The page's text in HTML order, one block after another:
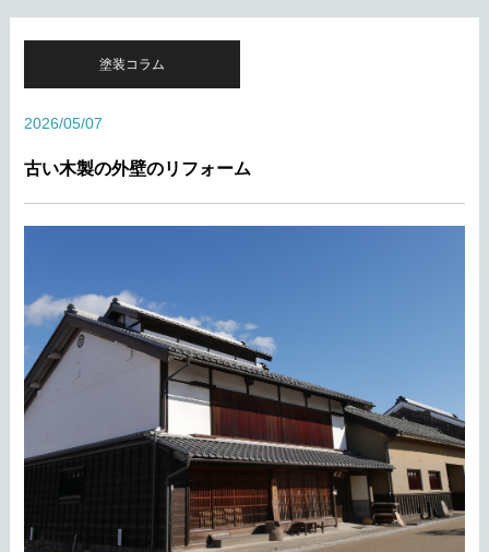
塗装コラム
2026/05/07
古い木製の外壁のリフォーム